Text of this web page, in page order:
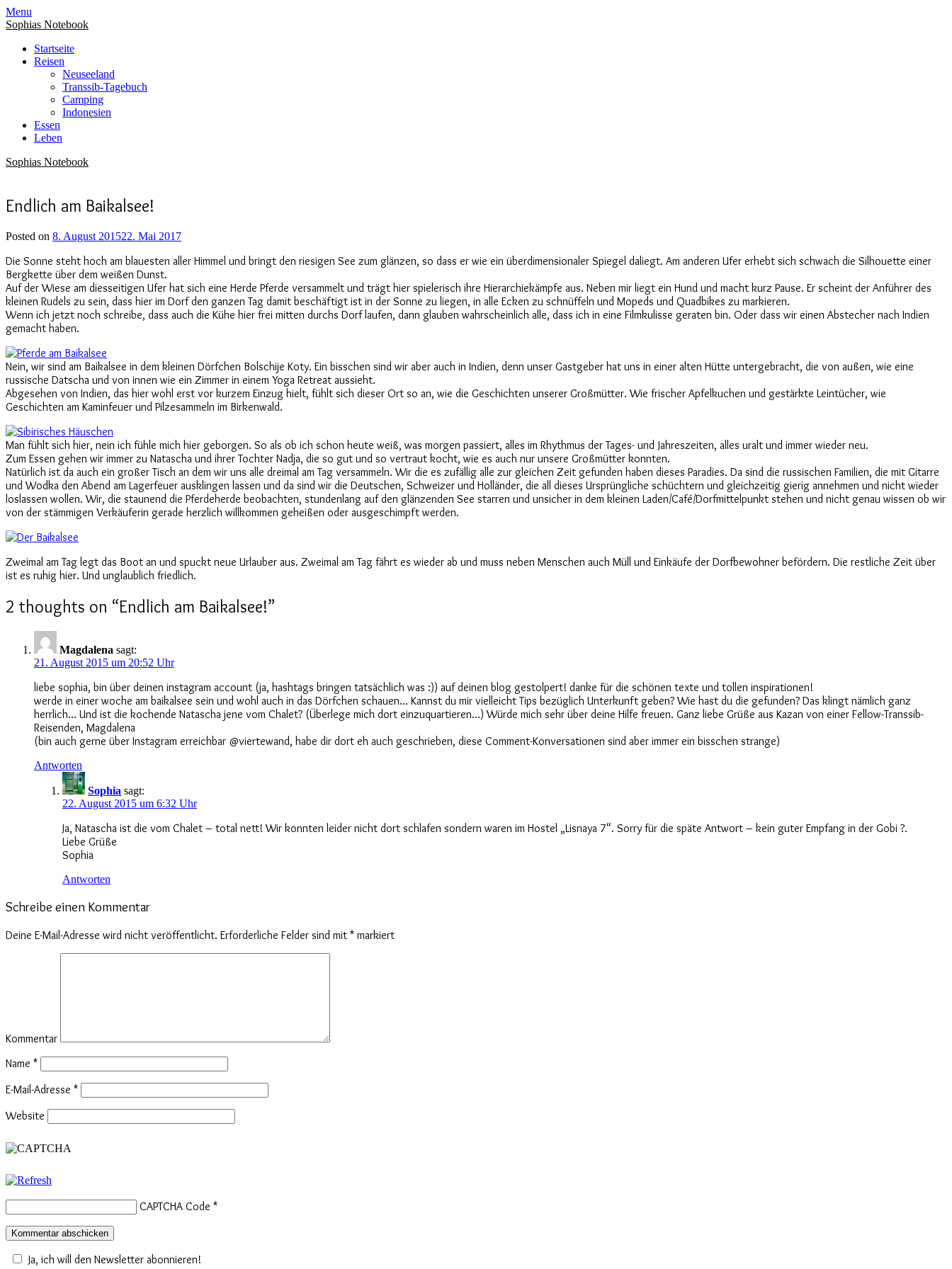
Menu
Sophias Notebook
Startseite
Reisen
Neuseeland
Transsib-Tagebuch
Camping
Indonesien
Essen
Leben
Sophias Notebook
Endlich am Baikalsee!
Posted on 8. August 201522. Mai 2017
Die Sonne steht hoch am blauesten aller Himmel und bringt den riesigen See zum glänzen, so dass er wie ein überdimensionaler Spiegel daliegt. Am anderen Ufer erhebt sich schwach die Silhouette einer
Bergkette über dem weißen Dunst.
Auf der Wiese am diesseitigen Ufer hat sich eine Herde Pferde versammelt und trägt hier spielerisch ihre Hierarchiekämpfe aus. Neben mir liegt ein Hund und macht kurz Pause. Er scheint der Anführer des
kleinen Rudels zu sein, dass hier im Dorf den ganzen Tag damit beschäftigt ist in der Sonne zu liegen, in alle Ecken zu schnüffeln und Mopeds und Quadbikes zu markieren.
Wenn ich jetzt noch schreibe, dass auch die Kühe hier frei mitten durchs Dorf laufen, dann glauben wahrscheinlich alle, dass ich in eine Filmkulisse geraten bin. Oder dass wir einen Abstecher nach Indien
gemacht haben.
Nein, wir sind am Baikalsee in dem kleinen Dörfchen Bolschije Koty. Ein bisschen sind wir aber auch in Indien, denn unser Gastgeber hat uns in einer alten Hütte untergebracht, die von außen, wie eine
russische Datscha und von innen wie ein Zimmer in einem Yoga Retreat aussieht.
Abgesehen von Indien, das hier wohl erst vor kurzem Einzug hielt, fühlt sich dieser Ort so an, wie die Geschichten unserer Großmütter. Wie frischer Apfelkuchen und gestärkte Leintücher, wie
Geschichten am Kaminfeuer und Pilzesammeln im Birkenwald.
Man fühlt sich hier, nein ich fühle mich hier geborgen. So als ob ich schon heute weiß, was morgen passiert, alles im Rhythmus der Tages- und Jahreszeiten, alles uralt und immer wieder neu.
Zum Essen gehen wir immer zu Natascha und ihrer Tochter Nadja, die so gut und so vertraut kocht, wie es auch nur unsere Großmütter konnten.
Natürlich ist da auch ein großer Tisch an dem wir uns alle dreimal am Tag versammeln. Wir die es zufällig alle zur gleichen Zeit gefunden haben dieses Paradies. Da sind die russischen Familien, die mit Gitarre
und Wodka den Abend am Lagerfeuer ausklingen lassen und da sind wir die Deutschen, Schweizer und Holländer, die all dieses Ursprüngliche schüchtern und gleichzeitig gierig annehmen und nicht wieder
loslassen wollen. Wir, die staunend die Pferdeherde beobachten, stundenlang auf den glänzenden See starren und unsicher in dem kleinen Laden/Café/Dorfmittelpunkt stehen und nicht genau wissen ob wir
von der stämmigen Verkäuferin gerade herzlich willkommen geheißen oder ausgeschimpft werden.
Zweimal am Tag legt das Boot an und spuckt neue Urlauber aus. Zweimal am Tag fährt es wieder ab und muss neben Menschen auch Müll und Einkäufe der Dorfbewohner befördern. Die restliche Zeit über
ist es ruhig hier. Und unglaublich friedlich.
2 thoughts on “Endlich am Baikalsee!”
Magdalena sagt:
21. August 2015 um 20:52 Uhr
liebe sophia, bin über deinen instagram account (ja, hashtags bringen tatsächlich was :)) auf deinen blog gestolpert! danke für die schönen texte und tollen inspirationen!
werde in einer woche am baikalsee sein und wohl auch in das Dörfchen schauen… Kannst du mir vielleicht Tips bezüglich Unterkunft geben? Wie hast du die gefunden? Das klingt nämlich ganz
herrlich… Und ist die kochende Natascha jene vom Chalet? (Überlege mich dort einzuquartieren…) Würde mich sehr über deine Hilfe freuen. Ganz liebe Grüße aus Kazan von einer Fellow-Transsib-
Reisenden, Magdalena
(bin auch gerne über Instagram erreichbar @viertewand, habe dir dort eh auch geschrieben, diese Comment-Konversationen sind aber immer ein bisschen strange)
Antworten
Sophia sagt:
22. August 2015 um 6:32 Uhr
Ja, Natascha ist die vom Chalet – total nett! Wir konnten leider nicht dort schlafen sondern waren im Hostel „Lisnaya 7“. Sorry für die späte Antwort – kein guter Empfang in der Gobi ?.
Liebe Grüße
Sophia
Antworten
Schreibe einen Kommentar
Deine E-Mail-Adresse wird nicht veröffentlicht. Erforderliche Felder sind mit * markiert
Kommentar
Name *
E-Mail-Adresse *
Website
CAPTCHA Code *
Ja, ich will den Newsletter abonnieren!